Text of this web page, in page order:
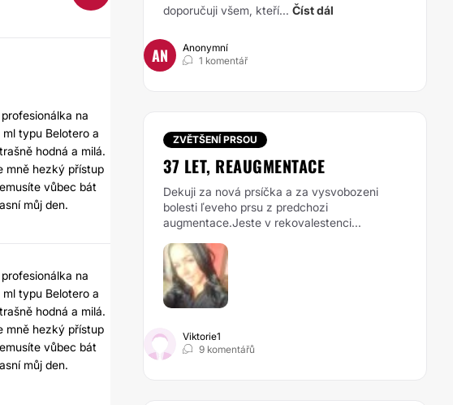
na
typu Belotero a
hodná a milá.
mně hezký přístup
vůbec bát
můj den.
na
typu Belotero a
hodná a milá.
mně hezký přístup
vůbec bát
můj den.
doporučuji všem, kteří... Číst dál
AN
Anonymní
1 komentář
ZVĚTŠENÍ PRSOU
37 LET, REAUGMENTACE
Dekuji za nová prsíčka a za vysvobozeni
bolesti ľeveho prsu z predchozi
augmentace.Jeste v rekovalestenci...
Viktorie1
9 komentářů